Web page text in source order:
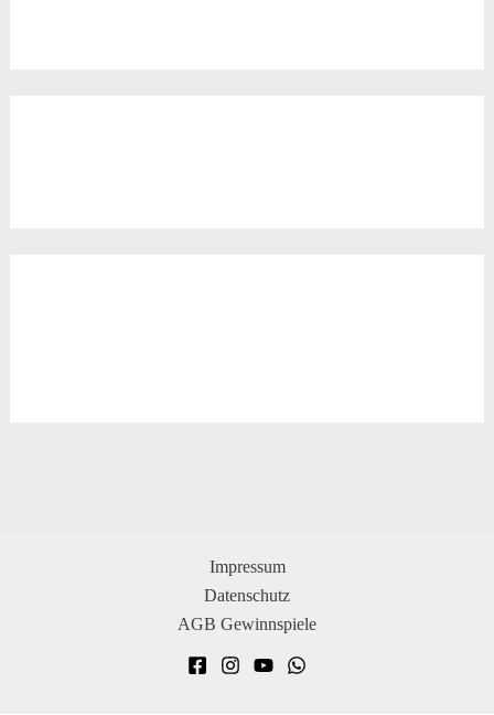
Impressum
Datenschutz
AGB Gewinnspiele